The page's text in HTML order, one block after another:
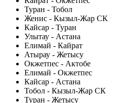
Туран - Тобол
Женис - Кызыл-Жар СК
Кайсар - Туран
Улытау - Астана
Елимай - Кайрат
Атырау - Жетысу
Окжетпес - Актобе
Елимай - Окжетпес
Кайсар - Астана
Тобол - Кызыл-Жар СК
Туран - Жетысу